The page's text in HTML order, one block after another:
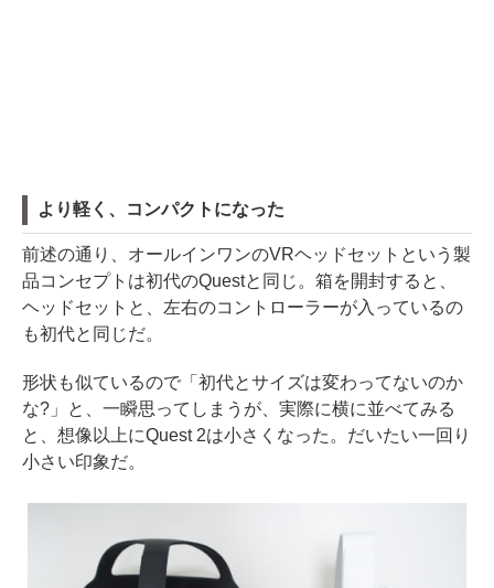
より軽く、コンパクトになった
前述の通り、オールインワンのVRヘッドセットという製
品コンセプトは初代のQuestと同じ。箱を開封すると、
ヘッドセットと、左右のコントローラーが入っているの
も初代と同じだ。
形状も似ているので「初代とサイズは変わってないのか
な?」と、一瞬思ってしまうが、実際に横に並べてみる
と、想像以上にQuest 2は小さくなった。だいたい一回り
小さい印象だ。